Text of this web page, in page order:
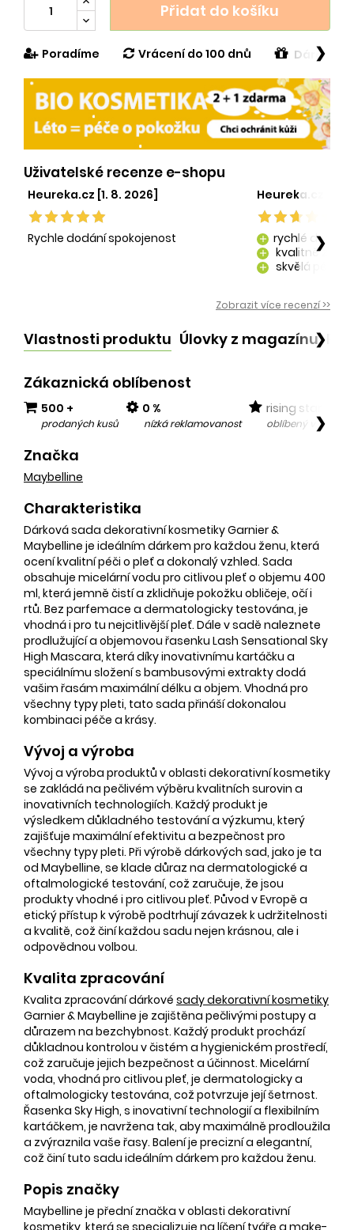
Přidat do košíku
Poradíme Vrácení do 100 dnů Dárek v
❯
Uživatelské recenze e-shopu
Heureka.cz [1. 8. 2026]
Rychle dodání spokojenost
Heureka.cz [29.
add rychlé dodání
add kvalitně
add skvělá péče o
❯
Zobrazit více recenzí >>
Vlastnosti produktu Úlovky z magazínu❯
Zákaznická oblíbenost
500 +
prodaných kusů
0 %
nízká reklamovanost
rising star
oblíbený v❯
Značka
Maybelline
Charakteristika
Dárková sada dekorativní kosmetiky Garnier &
Maybelline je ideálním dárkem pro každou ženu, která
ocení kvalitní péči o pleť a dokonalý vzhled. Sada
obsahuje micelární vodu pro citlivou pleť o objemu 400
ml, která jemně čistí a zklidňuje pokožku obličeje, očí i
rtů. Bez parfemace a dermatologicky testována, je
vhodná i pro tu nejcitlivější pleť. Dále v sadě naleznete
prodlužující a objemovou řasenku Lash Sensational Sky
High Mascara, která díky inovativnímu kartáčku a
speciálnímu složení s bambusovými extrakty dodá
vašim řasám maximální délku a objem. Vhodná pro
všechny typy pleti, tato sada přináší dokonalou
kombinaci péče a krásy.
Vývoj a výroba
Vývoj a výroba produktů v oblasti dekorativní kosmetiky
se zakládá na pečlivém výběru kvalitních surovin a
inovativních technologiích. Každý produkt je
výsledkem důkladného testování a výzkumu, který
zajišťuje maximální efektivitu a bezpečnost pro
všechny typy pleti. Při výrobě dárkových sad, jako je ta
od Maybelline, se klade důraz na dermatologické a
oftalmologické testování, což zaručuje, že jsou
produkty vhodné i pro citlivou pleť. Původ v Evropě a
etický přístup k výrobě podtrhují závazek k udržitelnosti
a kvalitě, což činí každou sadu nejen krásnou, ale i
odpovědnou volbou.
Kvalita zpracování
Kvalita zpracování dárkové sady dekorativní kosmetiky
Garnier & Maybelline je zajištěna pečlivými postupy a
důrazem na bezchybnost. Každý produkt prochází
důkladnou kontrolou v čistém a hygienickém prostředí,
což zaručuje jejich bezpečnost a účinnost. Micelární
voda, vhodná pro citlivou pleť, je dermatologicky a
oftalmologicky testována, což potvrzuje její šetrnost.
Řasenka Sky High, s inovativní technologií a flexibilním
kartáčkem, je navržena tak, aby maximálně prodloužila
a zvýraznila vaše řasy. Balení je precizní a elegantní,
což činí tuto sadu ideálním dárkem pro každou ženu.
Popis značky
Maybelline je přední značka v oblasti dekorativní
kosmetiky, která se specializuje na líčenítváře a make-